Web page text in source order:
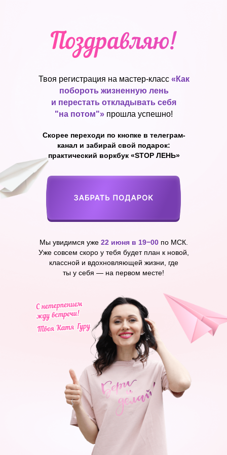
Твоя регистрация на мастер-класс «Как
побороть жизненную лень
и перестать откладывать себя
"на потом"» прошла успешно!
Мы увидимся уже 22 июня в 19−00 по МСК.
Уже совсем скоро у тебя будет план к новой,
классной и вдохновляющей жизни, где
ты у себя — на первом месте!
Скорее переходи по кнопке в телеграм-
канал и забирай свой подарок:
практический воркбук «STOP ЛЕНЬ»